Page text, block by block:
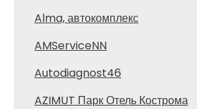
Alma, автокомплекс
AMServiceNN
Autodiagnost46
AZIMUT Парк Отель Кострома